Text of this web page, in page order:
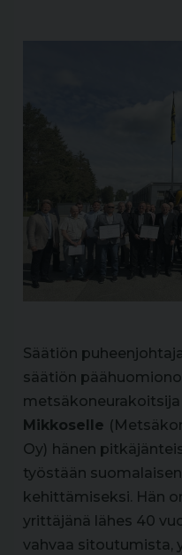
Säätiön
säätiön
metsäkoneurakoitsija
Mikkoselle
Oy) hänen
työstään
kehittämiseksi. Hän
yrittäjänä lähes 40
vahvaa sitoutumista,